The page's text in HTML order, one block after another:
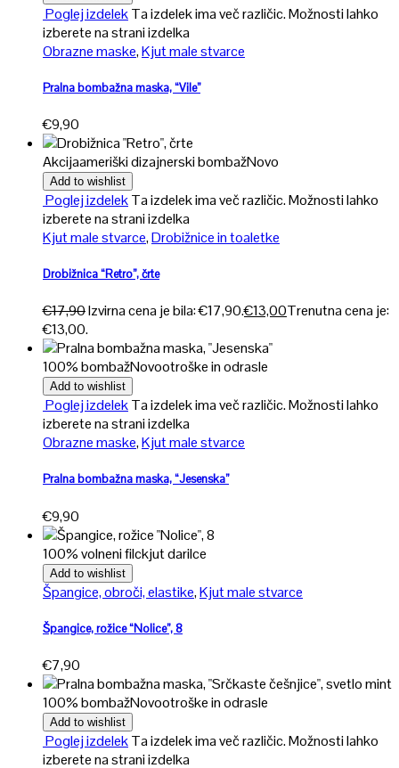
Poglej izdelekTa izdelek ima več različic. Možnosti lahko
izberete na strani izdelka
Obrazne maske,Kjut male stvarce
Pralna bombažna maska, “Vile”
€9,90
Akcijaameriški dizajnerski bombažNovo
Add to wishlist
Poglej izdelekTa izdelek ima več različic. Možnosti lahko
izberete na strani izdelka
Kjut male stvarce,Drobižnice in toaletke
Drobižnica “Retro”, črte
€17,90Izvirna cena je bila: €17,90.€13,00Trenutna cena je:
€13,00.
100% bombažNovootroške in odrasle
Add to wishlist
Poglej izdelekTa izdelek ima več različic. Možnosti lahko
izberete na strani izdelka
Obrazne maske,Kjut male stvarce
Pralna bombažna maska, “Jesenska”
€9,90
100% volneni filckjut darilce
Add to wishlist
Špangice, obroči, elastike,Kjut male stvarce
Špangice, rožice “Nolice”, 8
€7,90
100% bombažNovootroške in odrasle
Add to wishlist
Poglej izdelekTa izdelek ima več različic. Možnosti lahko
izberete na strani izdelka